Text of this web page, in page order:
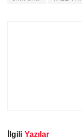
İlgili Yazılar